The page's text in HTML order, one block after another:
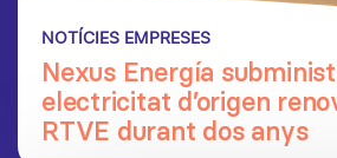
NOTÍCIES EMPRESES
Nexus Energía
electricitat d’origen
RTVE durant dos anys